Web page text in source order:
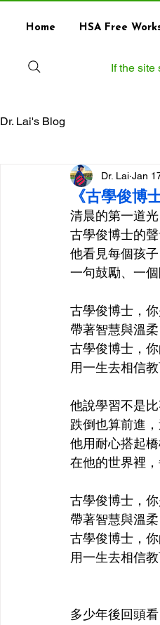
Home HSA Free
If the site
Dr. Lai's Blog
《古學俊博
Dr. Lai Jan
清晨的第一道
古學俊博士的
他看見每個孩
一句鼓勵、一
古學俊博士，
帶著智慧與溫
古學俊博士，
用一生去相信
他說學習不是
跌倒也算前進
他用耐心搭起
在他的世界裡
古學俊博士，
帶著智慧與溫
古學俊博士，
用一生去相信
多少年後回頭看